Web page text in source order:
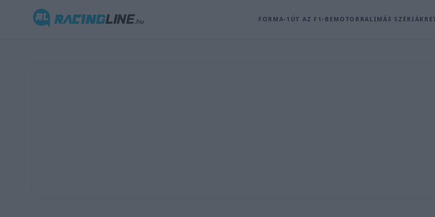
FORMA-1 ÚT AZ F1-BEMOTORRALIMÁS SZÉRIÁK